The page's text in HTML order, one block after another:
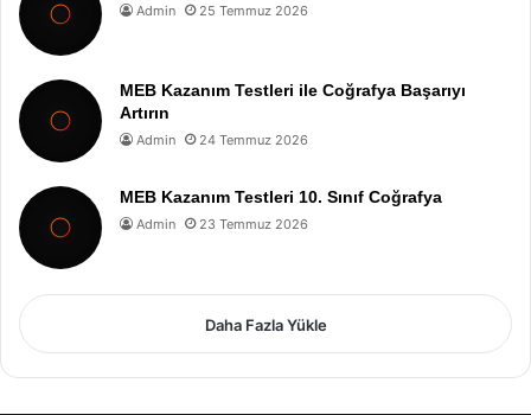
Admin 25 Temmuz 2026
MEB Kazanım Testleri ile Coğrafya Başarıyı
Artırın
Admin 24 Temmuz 2026
MEB Kazanım Testleri 10. Sınıf Coğrafya
Admin 23 Temmuz 2026
Daha Fazla Yükle